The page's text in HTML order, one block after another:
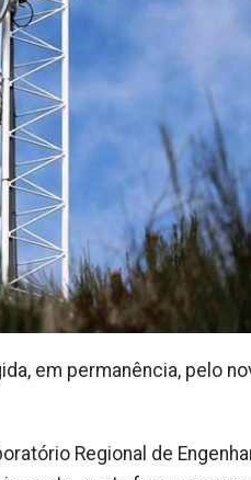
em permanência, pelo
Regional de